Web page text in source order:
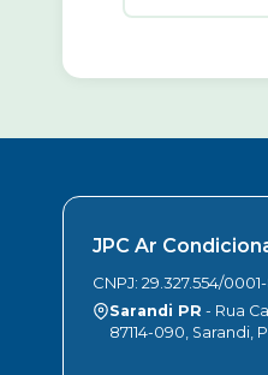
JPC Ar
CNPJ: 29.327.554/
Sarandi PR - Rua
87114-090, Sarandi,